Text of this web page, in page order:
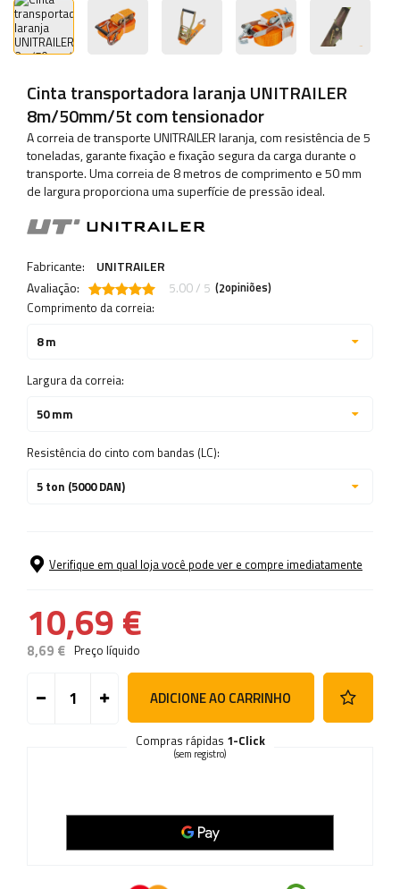
Cinta transportadora laranja UNITRAILER
8m/50mm/5t com tensionador
A correia de transporte UNITRAILER laranja, com resistência de 5
toneladas, garante fixação e fixação segura da carga durante o
transporte. Uma correia de 8 metros de comprimento e 50 mm
de largura proporciona uma superfície de pressão ideal.
Fabricante:
UNITRAILER
Avaliação:
5.00 / 5 (2opiniões)
Comprimento da correia:
8 m
Largura da correia:
50 mm
Resistência do cinto com bandas (LC):
5 ton (5000 DAN)
Verifique em qual loja você pode ver e compre imediatamente
10,69 €
8,69 € Preço líquido
ADICIONE AO CARRINHO
Compras rápidas 1-Click
(sem registro)